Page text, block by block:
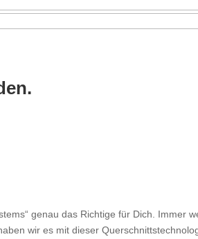
genau das Richtige für Dich. Immer
wir es mit dieser